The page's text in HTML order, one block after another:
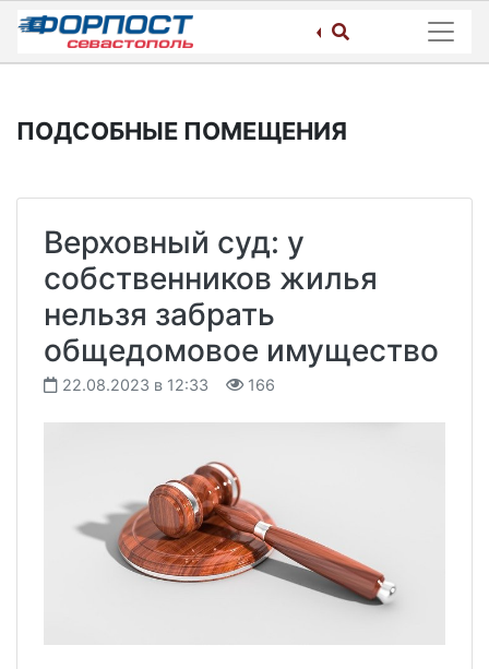
Skip
content
ПОДСОБНЫЕ ПОМЕЩЕНИЯ
Верховный суд: у
собственников жилья
нельзя забрать
общедомовое имущество
22.08.2023 в 12:33 166